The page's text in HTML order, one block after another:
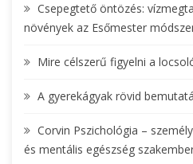
f
o
:
Csepegtető öntözés:
növények az Esőmester
Mire célszerű figyelni a
A gyerekágyak rövid
Corvin Pszichológia –
és mentális egészség